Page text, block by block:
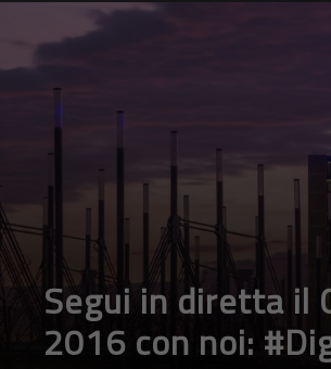
Segui in diretta il
2016 con noi: